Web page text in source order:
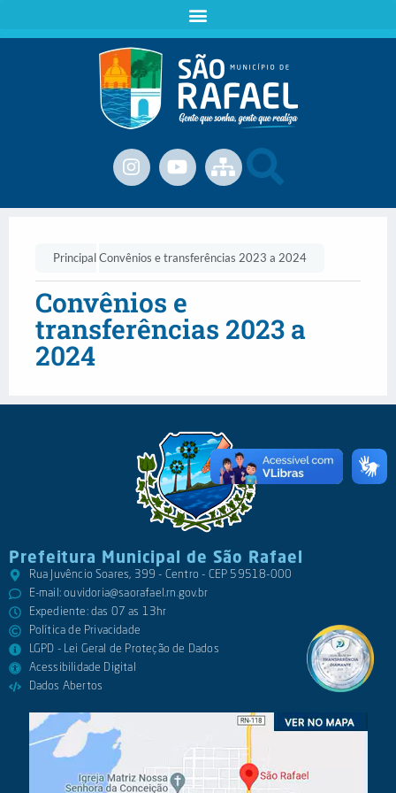
PrincipalConvênios e transferências 2023 a 2024
Convênios e
transferências 2023 a
2024
Prefeitura Municipal de São Rafael
Rua Juvêncio Soares, 399 - Centro - CEP 59518-000
E-mail:ouvidoria@saorafael.rn.gov.br
Expediente: das 07 as 13hr
Política de Privacidade
LGPD - Lei Geral de Proteção de Dados
Acessibilidade Digital
Dados Abertos